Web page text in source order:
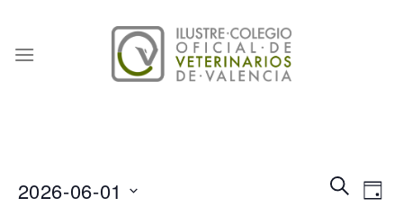
content
BUSCAR
DÍA
2026-06-01